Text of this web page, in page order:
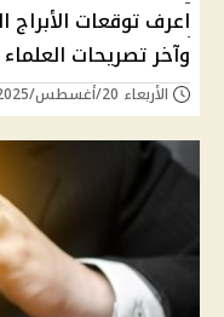
وآخر تصريحات العلماء
الأربعاء 20/أغسطس/2025 - 12:28 ص